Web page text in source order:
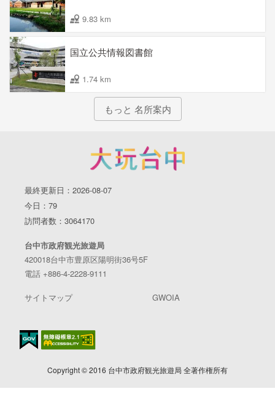
9.83 km
国立公共情報図書館
1.74 km
もっと 名所案内
最終更新日：2026-08-07
今日：79
訪問者数：3064170
台中市政府観光旅遊局
420018台中市豊原区陽明街36号5F
電話 +886-4-2228-9111
サイトマップ GWOIA
Copyright © 2016 台中市政府観光旅遊局 全著作権所有